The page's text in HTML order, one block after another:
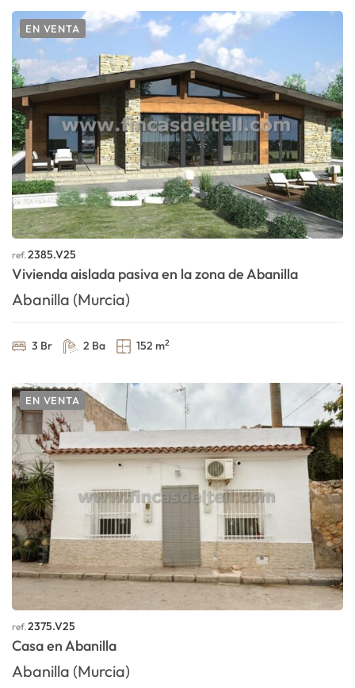
EN VENTA
ref.2385.V25
Vivienda aislada pasiva en la zona de Abanilla
Abanilla (Murcia)
3 Br 2 Ba 152 m2
EN VENTA
ref.2375.V25
Casa en Abanilla
Abanilla (Murcia)